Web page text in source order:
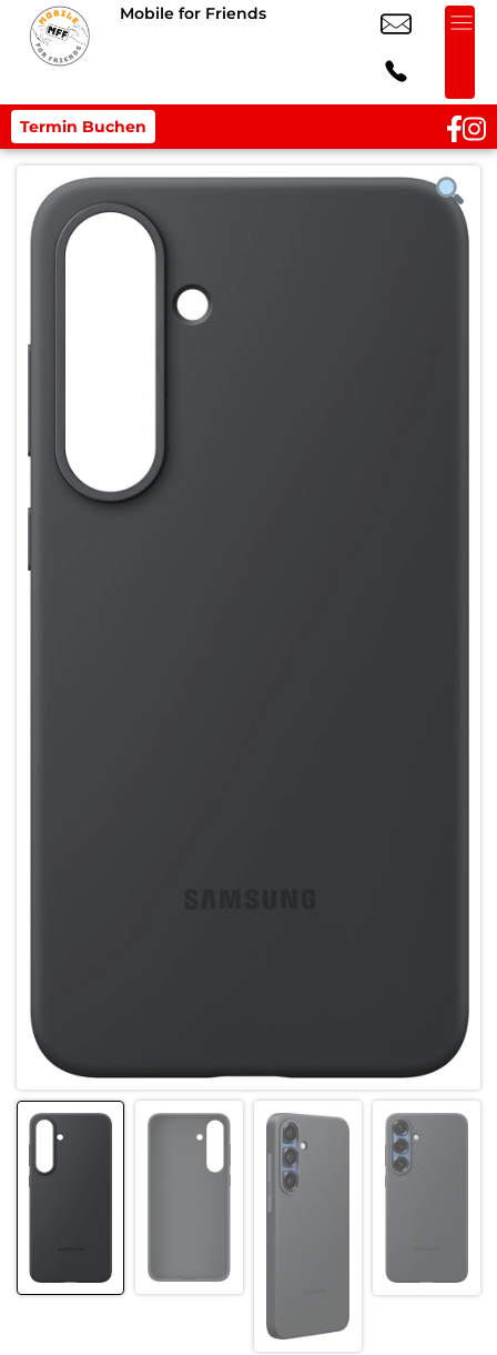
Mobile for Friends
Termin Buchen